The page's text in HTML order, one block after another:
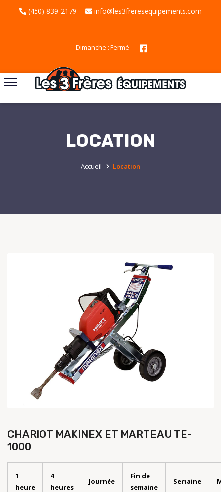
(450) 839-2179 info@les3freresequipements.com
Dimanche : Fermé
LOCATION
Accueil Location
CHARIOT MAKINEX ET MARTEAU TE-
1000
1
heure
4
heures
Journée
Fin de
semaine
Semaine